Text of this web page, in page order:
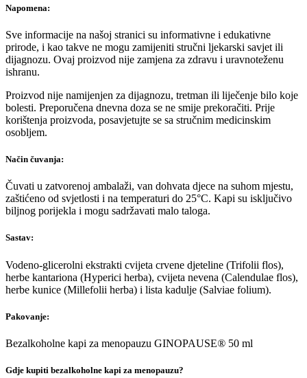
Napomena:
Sve informacije na našoj stranici su informativne i edukativne
prirode, i kao takve ne mogu zamijeniti stručni ljekarski savjet ili
dijagnozu. Ovaj proizvod nije zamjena za zdravu i uravnoteženu
ishranu.
Proizvod nije namijenjen za dijagnozu, tretman ili liječenje bilo koje
bolesti. Preporučena dnevna doza se ne smije prekoračiti. Prije
korištenja proizvoda, posavjetujte se sa stručnim medicinskim
osobljem.
Način čuvanja:
Čuvati u zatvorenoj ambalaži, van dohvata djece na suhom mjestu,
zaštićeno od svjetlosti i na temperaturi do 25°C. Kapi su isključivo
biljnog porijekla i mogu sadržavati malo taloga.
Sastav:
Vodeno-glicerolni ekstrakti cvijeta crvene djeteline (Trifolii flos),
herbe kantariona (Hyperici herba), cvijeta nevena (Calendulae flos),
herbe kunice (Millefolii herba) i lista kadulje (Salviae folium).
Pakovanje:
Bezalkoholne kapi za menopauzu GINOPAUSE® 50 ml
Gdje kupiti bezalkoholne kapi za menopauzu?